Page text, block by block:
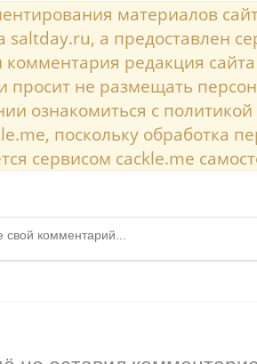
материалов
saltday.ru, а предоставлен
редакция
просит не размещать
ознакомиться с
поскольку обработка
сервисом cackle.me